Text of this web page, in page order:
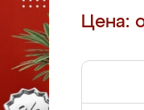
Цена: